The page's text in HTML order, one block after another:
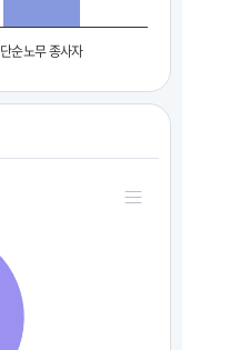
단순노무 종사자